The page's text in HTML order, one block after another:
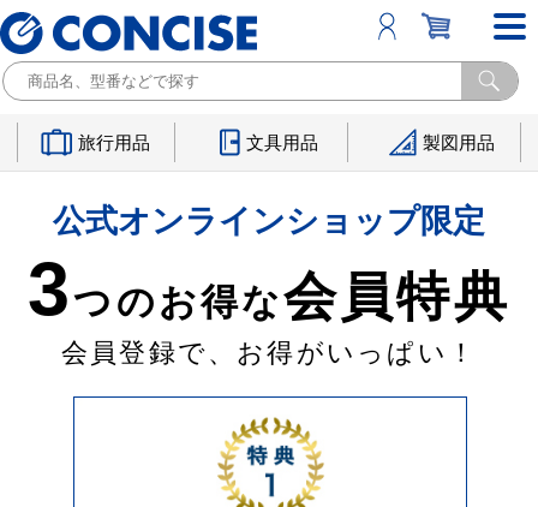
旅行用品 文具用品 製図用品
公式オンラインショップ限定
3つのお得な会員特典
会員登録で、お得がいっぱい！